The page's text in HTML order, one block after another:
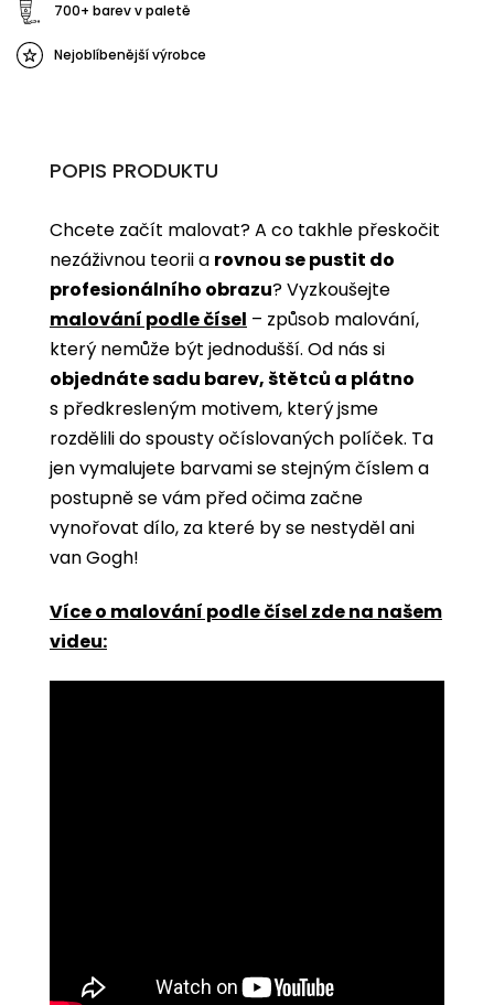
700+ barev v paletě
Nejoblíbenější výrobce
POPIS PRODUKTU
Chcete začít malovat? A co takhle přeskočit
nezáživnou teorii a rovnou se pustit do
profesionálního obrazu? Vyzkoušejte
malování podle čísel ­­– způsob malování,
který nemůže být jednodušší. Od nás si
objednáte sadu barev, štětců a plátno
s předkresleným motivem, který jsme
rozdělili do spousty očíslovaných políček. Ta
jen vymalujete barvami se stejným číslem a
postupně se vám před očima začne
vynořovat dílo, za které by se nestyděl ani
van Gogh!
Více o malování podle čísel zde na našem
videu: